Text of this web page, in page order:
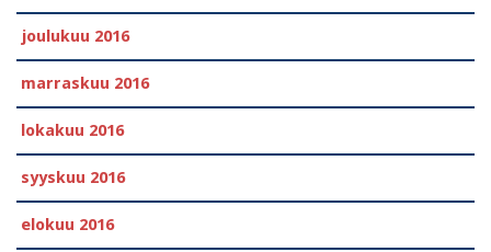
joulukuu 2016
marraskuu 2016
lokakuu 2016
syyskuu 2016
elokuu 2016